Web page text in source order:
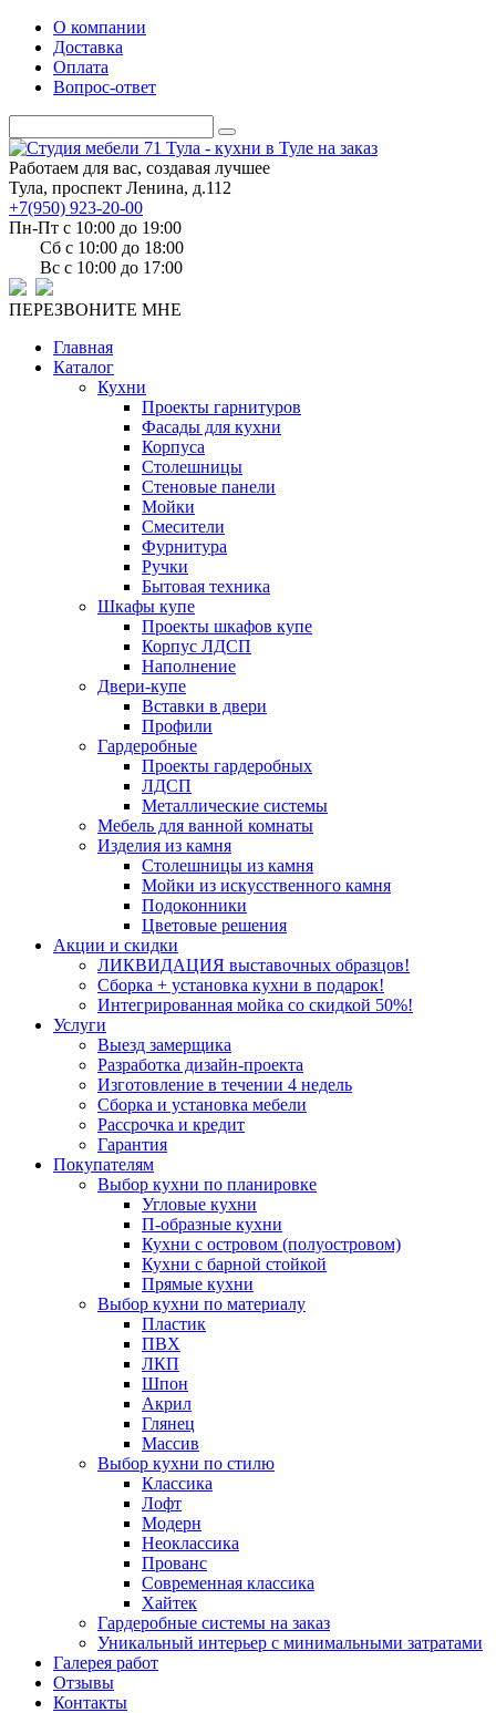
О компании
Доставка
Оплата
Вопрос-ответ
Работаем для вас, создавая лучшее
Тула, проспект Ленина, д.112
+7(950) 923-20-00
Пн-Пт c 10:00 до 19:00
Сб c 10:00 до 18:00
Вс c 10:00 до 17:00
ПЕРЕЗВОНИТЕ МНЕ
Главная
Каталог
Кухни
Проекты гарнитуров
Фасады для кухни
Корпуса
Столешницы
Стеновые панели
Мойки
Смесители
Фурнитура
Ручки
Бытовая техника
Шкафы купе
Проекты шкафов купе
Корпус ЛДСП
Наполнение
Двери-купе
Вставки в двери
Профили
Гардеробные
Проекты гардеробных
ЛДСП
Металлические системы
Мебель для ванной комнаты
Изделия из камня
Столешницы из камня
Мойки из искусственного камня
Подоконники
Цветовые решения
Акции и скидки
ЛИКВИДАЦИЯ выставочных образцов!
Сборка + установка кухни в подарок!
Интегрированная мойка со скидкой 50%!
Услуги
Выезд замерщика
Разработка дизайн-проекта
Изготовление в течении 4 недель
Сборка и установка мебели
Рассрочка и кредит
Гарантия
Покупателям
Выбор кухни по планировке
Угловые кухни
П-образные кухни
Кухни с островом (полуостровом)
Кухни с барной стойкой
Прямые кухни
Выбор кухни по материалу
Пластик
ПВХ
ЛКП
Шпон
Акрил
Глянец
Массив
Выбор кухни по стилю
Классика
Лофт
Модерн
Неоклассика
Прованс
Современная классика
Хайтек
Гардеробные системы на заказ
Уникальный интерьер с минимальными затратами
Галерея работ
Отзывы
Контакты